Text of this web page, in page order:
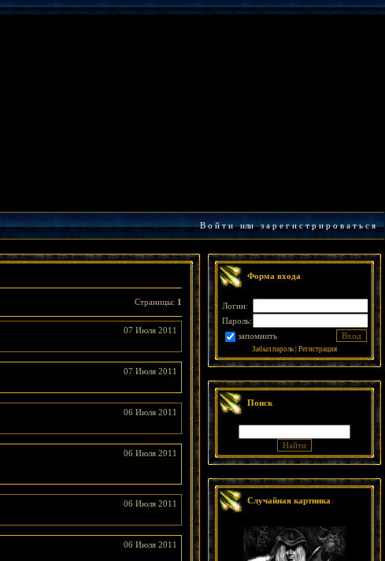
В о й т иилиз а р е г и с т р и р о в а т ь с я
Страницы: 1
07 Июля 2011
07 Июля 2011
06 Июля 2011
06 Июля 2011
06 Июля 2011
06 Июля 2011
Форма входа
Логин:
Пароль:
запомнить
Забыл пароль Регистрация
Поиск
Случайная картинка